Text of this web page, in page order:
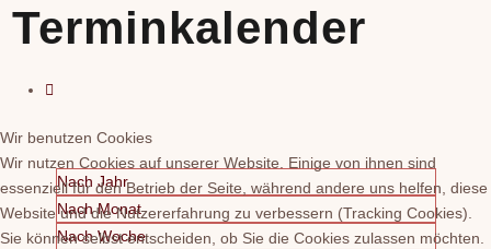
Terminkalender
Nach Jahr
Nach Monat
Nach Woche
Wir benutzen Cookies
Wir nutzen Cookies auf unserer Website. Einige von ihnen sind
essenziell für den Betrieb der Seite, während andere uns helfen, diese
Website und die Nutzererfahrung zu verbessern (Tracking Cookies).
Sie können selbst entscheiden, ob Sie die Cookies zulassen möchten.